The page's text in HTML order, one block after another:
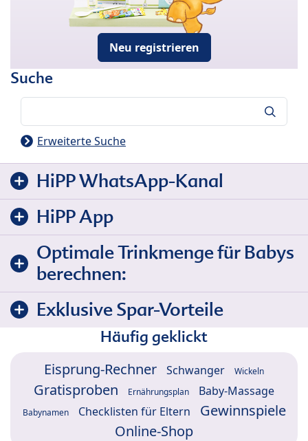
Neu registrieren
Suche
Erweiterte Suche
HiPP WhatsApp-Kanal
HiPP App
Optimale Trinkmenge für Babys
berechnen:
Exklusive Spar-Vorteile
Häufig geklickt
Eisprung-Rechner Schwanger Wickeln
Gratisproben Ernährungsplan Baby-Massage
Babynamen Checklisten für Eltern
Gewinnspiele
Online-Shop